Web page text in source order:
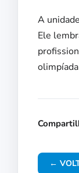
A
Ele
←